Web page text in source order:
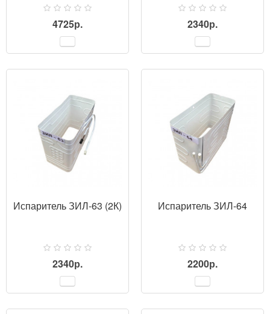
4725р. 2340р.
Испаритель ЗИЛ-63 (2К)
2340р.
Испаритель ЗИЛ-64
2200р.